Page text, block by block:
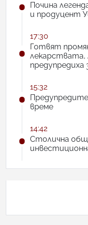
Почина
и продуцент
17:30
Готвят
лекарствата,
предупредиха
15:32
време
14:42
Столична